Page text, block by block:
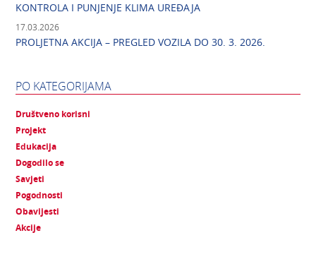
KONTROLA I PUNJENJE KLIMA UREĐAJA
17.03.2026
PROLJETNA AKCIJA – PREGLED VOZILA DO 30. 3. 2026.
PO KATEGORIJAMA
Društveno korisni
Projekt
Edukacija
Dogodilo se
Savjeti
Pogodnosti
Obavijesti
Akcije